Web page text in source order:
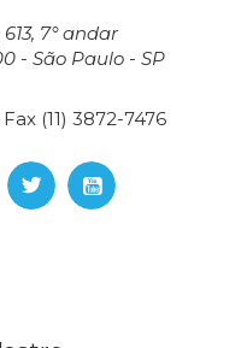
7° andar
- São Paulo - SP
(11) 3872-7476